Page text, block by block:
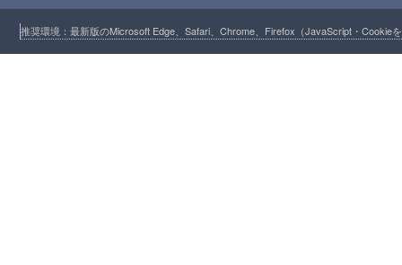
推奨環境：最新版のMicrosoft Edge、Safari、Chrome、Firefox（JavaScript・Cookie